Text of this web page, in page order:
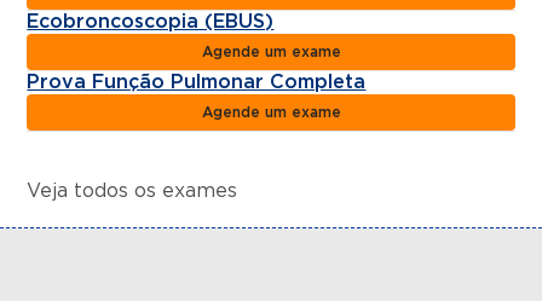
Ecobroncoscopia (EBUS)
Agende um exame
Prova Função Pulmonar Completa
Agende um exame
Veja todos os exames